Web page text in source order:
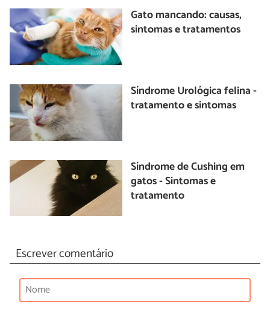
Gato mancando: causas,
sintomas e tratamentos
Síndrome Urológica felina -
tratamento e sintomas
Síndrome de Cushing em
gatos - Sintomas e
tratamento
Escrever comentário